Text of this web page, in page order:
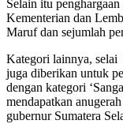
Selain itu
Kementerian dan
Maruf dan sejumlah
Kategori lainnya, selai
juga diberikan untuk
dengan kategori
mendapatkan
gubernur Sumatera